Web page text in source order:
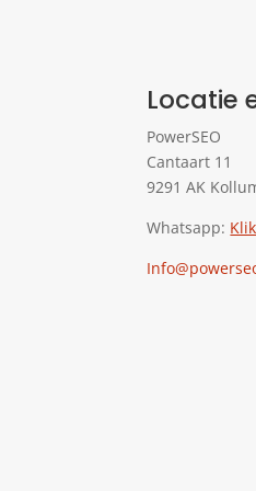
Locatie
PowerSEO
Cantaart 11
9291 AK
Whatsapp: